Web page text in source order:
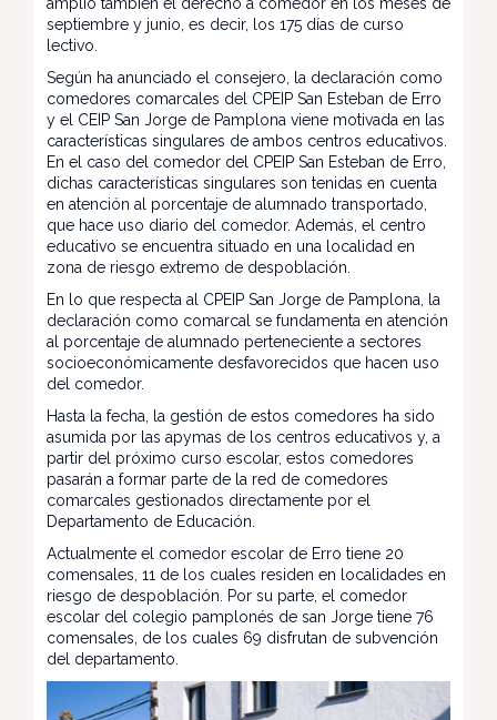
septiembre y junio, es decir, los 175 días de curso
lectivo.
Según ha anunciado el consejero, la declaración como
comedores comarcales del CPEIP San Esteban de Erro
y el CEIP San Jorge de Pamplona viene motivada en las
características singulares de ambos centros educativos.
En el caso del comedor del CPEIP San Esteban de Erro,
dichas características singulares son tenidas en cuenta
en atención al porcentaje de alumnado transportado,
que hace uso diario del comedor. Además, el centro
educativo se encuentra situado en una localidad en
zona de riesgo extremo de despoblación.
En lo que respecta al CPEIP San Jorge de Pamplona, la
declaración como comarcal se fundamenta en atención
al porcentaje de alumnado perteneciente a sectores
socioeconómicamente desfavorecidos que hacen uso
del comedor.
Hasta la fecha, la gestión de estos comedores ha sido
asumida por las apymas de los centros educativos y, a
partir del próximo curso escolar, estos comedores
pasarán a formar parte de la red de comedores
comarcales gestionados directamente por el
Departamento de Educación.
Actualmente el comedor escolar de Erro tiene 20
comensales, 11 de los cuales residen en localidades en
riesgo de despoblación. Por su parte, el comedor
escolar del colegio pamplonés de san Jorge tiene 76
comensales, de los cuales 69 disfrutan de subvención
del departamento.